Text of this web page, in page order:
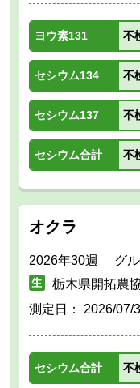
ヨウ素131 不
セシウム134 不
セシウム137 不
セシウム合計 不
オクラ
2026年30週 グル
栃木県開拓農
測定日： 2026/07/
セシウム合計 不